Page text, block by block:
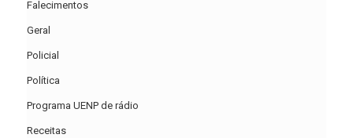
Falecimentos
Geral
Policial
Política
Programa UENP de rádio
Receitas